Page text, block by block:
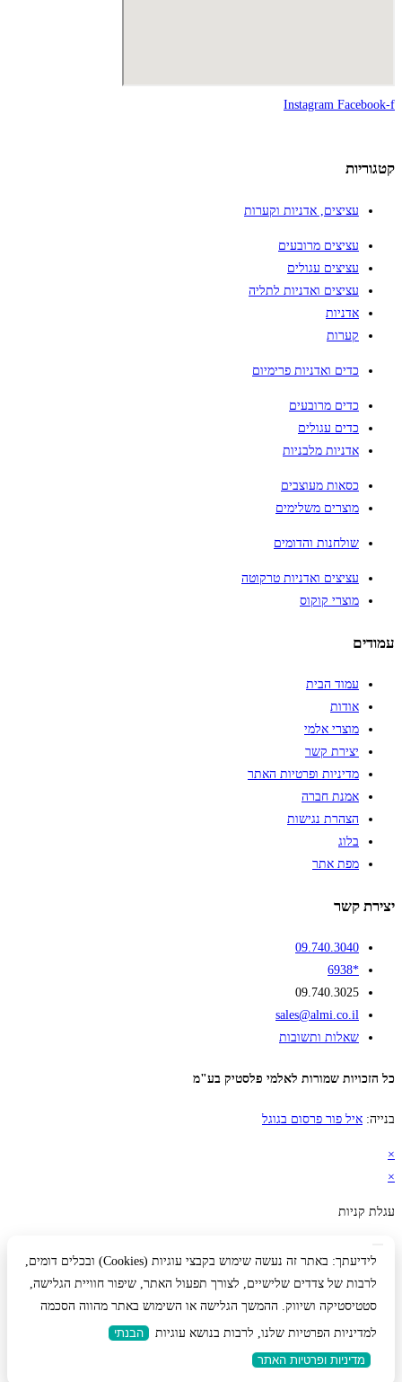
Instagram Facebook-f
קטגוריות
עציצים, אדניות וקערות
עציצים מרובעים
עציצים עגולים
עציצים ואדניות לתליה
אדניות
קערות
כדים ואדניות פרימיום
כדים מרובעים
כדים עגולים
אדניות מלבניות
כסאות מעוצבים
מוצרים משלימים
שולחנות והדומים
עציצים ואדניות טרקוטה
מוצרי קוקוס
עמודים
עמוד הבית
אודות
מוצרי אלמי
יצירת קשר
מדיניות ופרטיות האתר
אמנת חברה
הצהרת נגישות
בלוג
מפת אתר
יצירת קשר
09.740.3040
*6938
09.740.3025
sales@almi.co.il
שאלות ותשובות
כל הזכויות שמורות לאלמי פלסטיק בע"מ
בנייה: איל פור פרסום בגוגל
×
×
עגלת קניות
לידיעתך: באתר זה נעשה שימוש בקבצי עוגיות (Cookies) ובכלים דומים,
לרבות של צדדים שלישיים, לצורך תפעול האתר, שיפור חוויית הגלישה,
סטטיסטיקה ושיווק. ההמשך הגלישה או השימוש באתר מהווה הסכמה
למדיניות הפרטיות שלנו, לרבות בנושא עוגיות
הבנתי
מדיניות ופרטיות האתר